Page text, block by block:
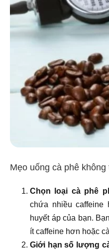
Mẹo uống cà phê
Chọn loại cà phê
chứa nhiều caffeine
huyết áp của bạn.
ít caffeine hơn hoặc
Giới hạn số lượng